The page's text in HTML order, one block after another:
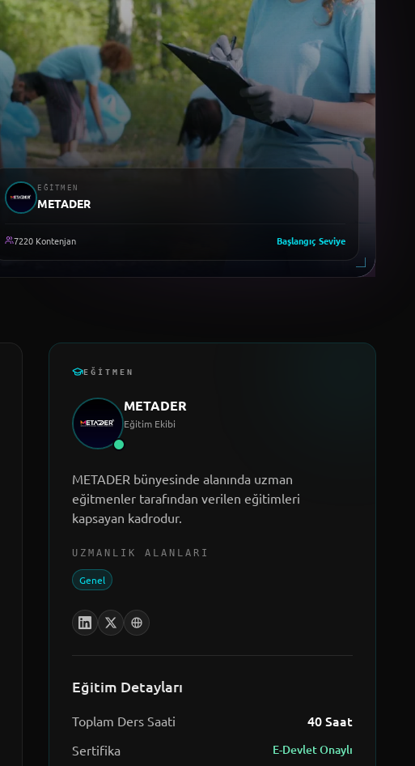
EĞITMEN
METADER
7220 Kontenjan Başlangıç Seviye
EĞITMEN
METADER
Eğitim Ekibi
METADER bünyesinde alanında uzman
eğitmenler tarafından verilen eğitimleri
kapsayan kadrodur.
UZMANLIK ALANLARI
Genel
Eğitim Detayları
Toplam Ders Saati 40Saat
Sertifika E-Devlet Onaylı